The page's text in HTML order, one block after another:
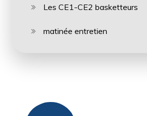
Les CE1-CE2 basketteurs
matinée entretien